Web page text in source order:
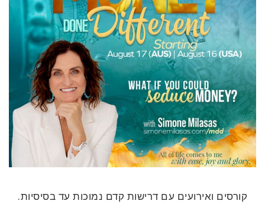
קורסים ואירועים עם דרישות קדם נמוכות עד בסיסיות.